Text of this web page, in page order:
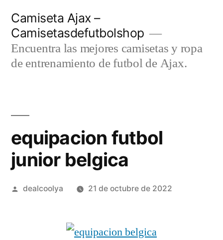
contenido
Camiseta Ajax –
Camisetasdefutbolshop
Encuentra las mejores camisetas y ropa
de entrenamiento de futbol de Ajax.
equipacion futbol
junior belgica
Publicado
dealcoolya 21 de octubre de 2022